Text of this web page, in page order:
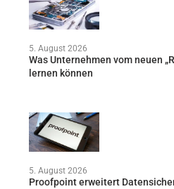
5. August 2026
Was Unternehmen vom neuen
lernen können
5. August 2026
Proofpoint erweitert